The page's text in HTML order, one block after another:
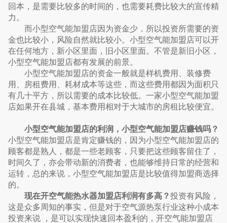
回本，是需要比较多的时间的，也需要耗费比较大的宣传精
力。
而小型空气能加盟店因为资金少，所以投资所需要的资
金也比较小，风险自然就比较小。小型空气能加盟店可以开
在任何地方，新小区里面，旧小区里面。不管是新旧小区，
小型空气能加盟店都有发展的前景。
小型空气能加盟店的资金一般就是样机费用、装修费
用、房租费用、耗材成本等这些，而这些费用都因为面积只
有几十平方，所以需要的成本比较低。一家小型空气能加盟
店如果开在县城，基本费用相对于大城市的房租比较便宜。
小型空气能加盟店的利润，小型空气能加盟店赚钱吗？
小型空气能加盟店是肯定赚钱的，因为小型空气能加盟店的
顾客都是熟人，都是一些老顾客，只要把这些顾客留住了，
时间久了，亦会带动新的消费者，也能够维持日常的经营和
运转，总的来说，小型空气能加盟店是比较值得加盟商选择
的。
现在开空气能热水器加盟店利润有多高？投资有风险，
这是众多周知的事实，但是对于空气源热泵行业这种小成本
投资来说 ，是可以实现快速回本盈利的，开空气能加盟店